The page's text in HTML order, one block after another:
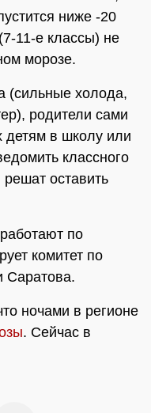
ниже -20
11-е классы) не
морозе.
(сильные холода,
родители сами
детям в школу или
классного
оставить
по
комитет по
Саратова.
ночами в регионе
. Сейчас в